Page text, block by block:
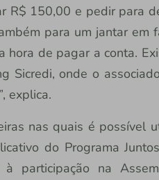
R$ 150,00 e pedir para
para um jantar em
hora de pagar a conta.
Sicredi, onde o
explica.
nas quais é possível
do Programa
à participação na